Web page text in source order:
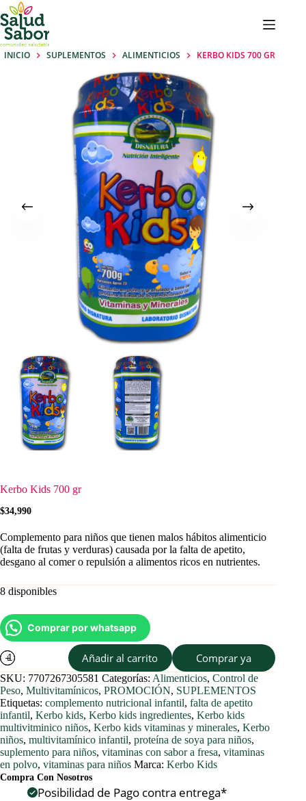
Saltar
al
contenido
INICIO SUPLEMENTOS ALIMENTICIOS KERBO KIDS 700 GR
Kerbo Kids 700 gr
$34,990
Complemento para niños que tienen malos hábitos alimenticio
(falta de frutas y verduras) causada por la falta de apetito,
desgano al comer o repulsión a alimentos ricos en nutrientes.
8 disponibles
Comprar por whatsapp
Kerbo
Kids
700
gr
cantidad
Añadir al carrito Comprar ya
SKU: 7707267305581 Categorías: Alimenticios, Control de
Peso, Multivitamínicos, PROMOCIÓN, SUPLEMENTOS
Etiquetas: complemento nutricional infantil, falta de apetito
infantil, Kerbo kids, Kerbo kids ingredientes, Kerbo kids
multivitminico niños, Kerbo kids vitaminas y minerales, Kerbo
niños, multivitamínico infantil, proteína de soya para niños,
suplemento para niños, vitaminas con sabor a fresa, vitaminas
en polvo, vitaminas para niños Marca: Kerbo Kids
Compra Con Nosotros
Posibilidad de Pago contra entrega*